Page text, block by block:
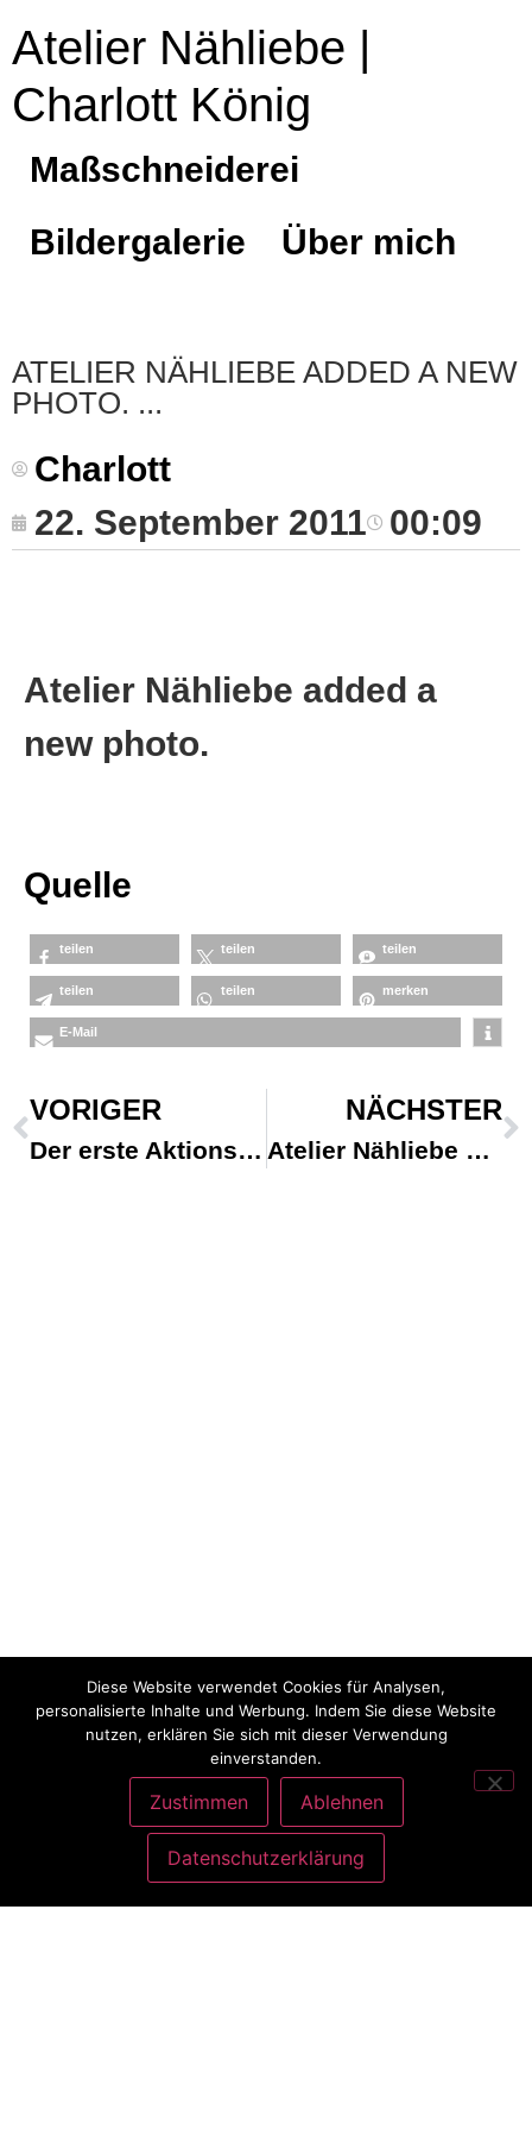
Atelier Nähliebe |
Charlott König
Maßschneiderei
Bildergalerie
Über mich
ATELIER NÄHLIEBE ADDED A NEW
PHOTO.
Charlott
22. September 2011
00:09
Atelier Nähliebe added a
new photo.
Quelle
teilen teilen teilen
teilen teilen merken
E-Mail
VORIGER
Der erste Aktionstag startet Ende Septem…
NÄCHSTER
Atelier Nähliebe added a new photo.
Diese Website verwendet Cookies für Analysen,
personalisierte Inhalte und Werbung. Indem Sie diese Website
nutzen, erklären Sie sich mit dieser Verwendung
einverstanden.
Zustimmen Ablehnen
Datenschutzerklärung